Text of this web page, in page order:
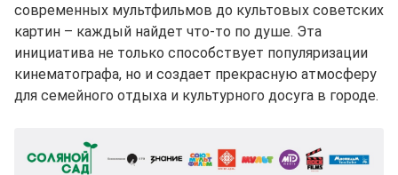
современных мультфильмов до культовых советских
картин – каждый найдет что-то по душе. Эта
инициатива не только способствует популяризации
кинематографа, но и создает прекрасную атмосферу
для семейного отдыха и культурного досуга в городе.